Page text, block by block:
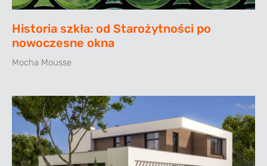
Historia szkła: od Starożytności po
nowoczesne okna
Mocha Mousse